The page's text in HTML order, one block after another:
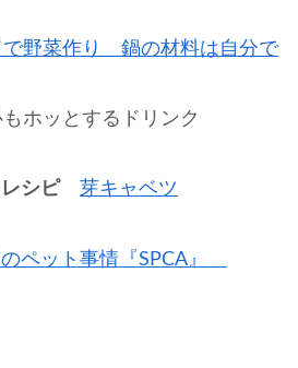
で野菜作り 鍋の材料は自分で
ホッとするドリンク
シピ 芽キャベツ
ペット事情『SPCA』